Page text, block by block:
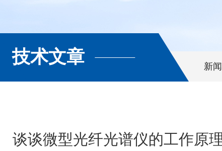
技术文章 新
谈谈微型光纤光谱仪的工作原